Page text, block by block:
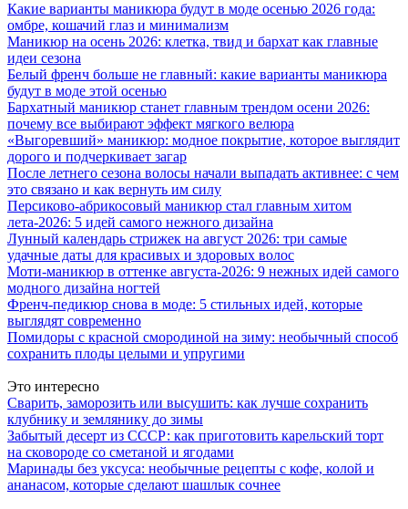
Какие варианты маникюра будут в моде осенью 2026 года:
омбре, кошачий глаз и минимализм
Маникюр на осень 2026: клетка, твид и бархат как главные
идеи сезона
Белый френч больше не главный: какие варианты маникюра
будут в моде этой осенью
Бархатный маникюр станет главным трендом осени 2026:
почему все выбирают эффект мягкого велюра
«Выгоревший» маникюр: модное покрытие, которое выглядит
дорого и подчеркивает загар
После летнего сезона волосы начали выпадать активнее: с чем
это связано и как вернуть им силу
Персиково-абрикосовый маникюр стал главным хитом
лета-2026: 5 идей самого нежного дизайна
Лунный календарь стрижек на август 2026: три самые
удачные даты для красивых и здоровых волос
Моти-маникюр в оттенке августа-2026: 9 нежных идей самого
модного дизайна ногтей
Френч-педикюр снова в моде: 5 стильных идей, которые
выглядят современно
Помидоры с красной смородиной на зиму: необычный способ
сохранить плоды целыми и упругими
Это интересно
Сварить, заморозить или высушить: как лучше сохранить
клубнику и землянику до зимы
Забытый десерт из СССР: как приготовить карельский торт
на сковороде со сметаной и ягодами
Маринады без уксуса: необычные рецепты с кофе, колой и
ананасом, которые сделают шашлык сочнее